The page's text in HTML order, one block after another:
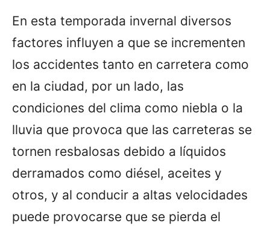
En esta temporada invernal diversos
factores influyen a que se incrementen
los accidentes tanto en carretera como
en la ciudad, por un lado, las
condiciones del clima como niebla o la
lluvia que provoca que las carreteras se
tornen resbalosas debido a líquidos
derramados como diésel, aceites y
otros, y al conducir a altas velocidades
puede provocarse que se pierda el